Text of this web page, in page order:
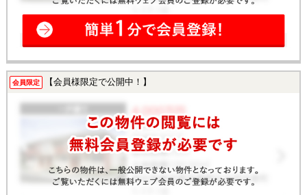
会員限定 【会員様限定で公開中！】